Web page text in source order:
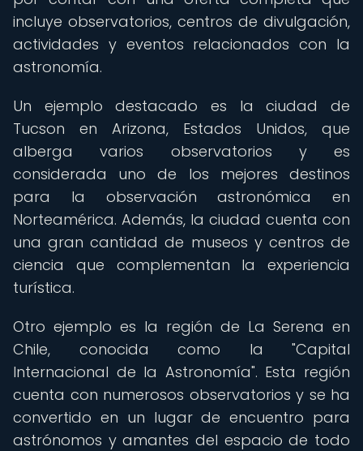
incluye observatorios, centros de divulgación,
actividades y eventos relacionados con la
astronomía.
Un ejemplo destacado es la ciudad de
Tucson en Arizona, Estados Unidos, que
alberga varios observatorios y es
considerada uno de los mejores destinos
para la observación astronómica en
Norteamérica. Además, la ciudad cuenta con
una gran cantidad de museos y centros de
ciencia que complementan la experiencia
turística.
Otro ejemplo es la región de La Serena en
Chile, conocida como la "Capital
Internacional de la Astronomía". Esta región
cuenta con numerosos observatorios y se ha
convertido en un lugar de encuentro para
astrónomos y amantes del espacio de todo